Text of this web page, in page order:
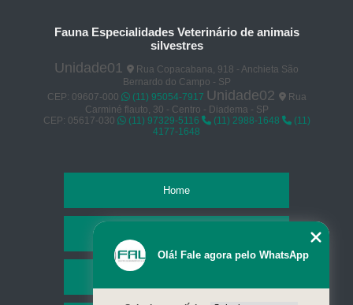
Fauna Especialidades Veterinário de animais
silvestres
Unidade01
Rua Copacabana, 918 - Anchieta São
Bernardo do Campo - SP
CEP: 09607-000
(11) 95054-7917 Unidade02
Rua
Carminé flauto, 30 - Centro - Diadema - SP
CEP: 05617-030
(11) 97329-5116 (11) 2988-1648
(11)
4177-1648
Home
Olá! Fale agora pelo WhatsApp